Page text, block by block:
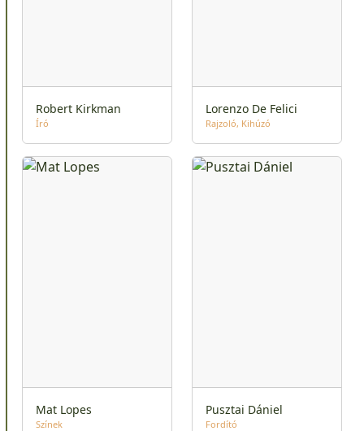
Robert Kirkman
Író
Lorenzo De Felici
Rajzoló Kihúzó
Mat Lopes
Színek
Pusztai Dániel
Fordító